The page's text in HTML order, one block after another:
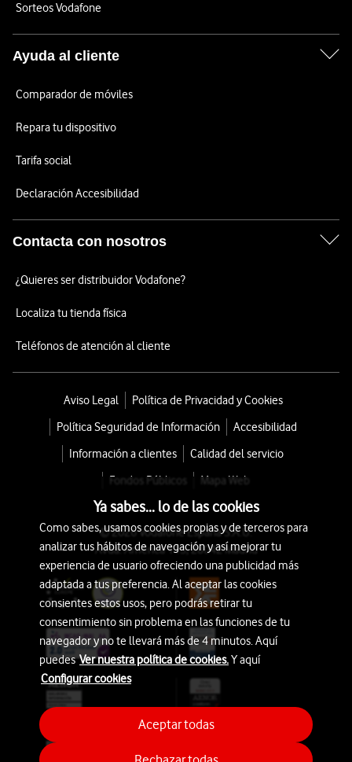
Sorteos Vodafone
Ayuda al cliente
Comparador de móviles
Repara tu dispositivo
Tarifa social
Declaración Accesibilidad
Contacta con nosotros
¿Quieres ser distribuidor Vodafone?
Localiza tu tienda física
Teléfonos de atención al cliente
Aviso Legal
Política de Privacidad y Cookies
Política Seguridad de Información
Accesibilidad
Información a clientes
Calidad del servicio
Fondos Públicos
Mapa Web
© 2026 Vodafone España S.A.U.
Avda. América 115, 28042 Madrid
Ya sabes... lo de las cookies
Como sabes, usamos cookies propias y de terceros para
analizar tus hábitos de navegación y así mejorar tu
experiencia de usuario ofreciendo una publicidad más
adaptada a tus preferencia. Al aceptar las cookies
consientes estos usos, pero podrás retirar tu
consentimiento sin problema en las funciones de tu
navegador y no te llevará más de 4 minutos. Aquí
puedesVer nuestra política de cookies.Y aquí
Configurar cookies
Aceptar todas